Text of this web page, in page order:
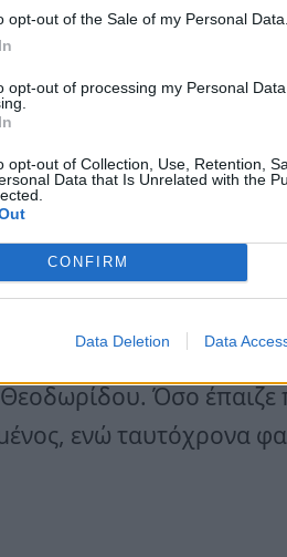
opt-out of the Sale of my Personal Data.
opt-out of processing my Personal
opt-out of Collection, Use, Retention,
Data that Is Unrelated with the
CONFIRM
Data Deletion Data
τέτοιες πρωτοβουλίες
#μπεςφοργιου♬
Καλλιτέχνης
τραγούδια ξένα αλλά
αγάπη», το «είπες»
Όσο έπαιζε
ενώ ταυτόχρονα